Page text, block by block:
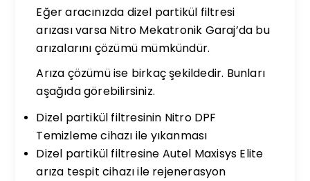
Eğer aracınızda dizel partikül filtresi
arızası varsa Nitro Mekatronik Garaj’da bu
arızalarını çözümü mümkündür.
Arıza çözümü ise birkaç şekildedir. Bunları
aşağıda görebilirsiniz.
Dizel partikül filtresinin Nitro DPF
Temizleme cihazı ile yıkanması
Dizel partikül filtresine Autel Maxisys Elite
arıza tespit cihazı ile rejenerasyon